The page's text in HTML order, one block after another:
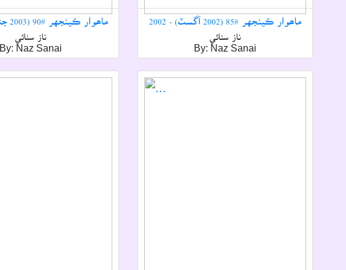
ماھوار ڪينجهر #90 (2003 جنوري) - 2003
ناز سنائي
By: Naz Sanai
ماھوار ڪينجهر #85 (2002 آگسٽ) - 2002
ناز سنائي
By: Naz Sanai